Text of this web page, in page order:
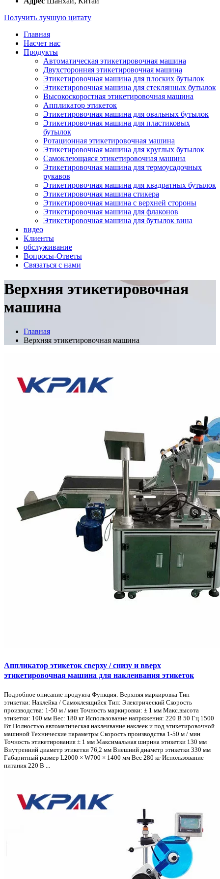
Получить лучшую цитату
Главная
Насчет нас
Продукты
Автоматическая этикетировочная машина
Двухсторонняя этикетировочная машина
Этикетировочная машина для плоских бутылок
Этикетировочная машина для стеклянных бутылок
Высокоскоростная этикетировочная машина
Аппликатор этикеток
Этикетировочная машина для овальных бутылок
Этикетировочная машина для пластиковых
бутылок
Ротационная этикетировочная машина
Этикетировочная машина для круглых бутылок
Самоклеющаяся этикетировочная машина
Этикетировочная машина для термоусадочных
рукавов
Этикетировочная машина для квадратных бутылок
Этикетировочная машина стикера
Этикетировочная машина с верхней стороны
Этикетировочная машина для флаконов
Этикетировочная машина для бутылок вина
видео
Клиенты
обслуживание
Вопросы-Ответы
Связаться с нами
Верхняя этикетировочная
машина
Главная
Верхняя этикетировочная машина
Аппликатор этикеток сверху / снизу и вверх
этикетировочная машина для наклеивания этикеток
Подробное описание продукта Функция: Верхняя маркировка Тип
этикетки: Наклейка / Самоклеящийся Тип: Электрический Скорость
производства: 1-50 м / мин Точность маркировки: ± 1 мм Макс.высота
этикетки: 100 мм Вес: 180 кг Использование напряжения: 220 В 50 Гц 1500
Вт Полностью автоматическая наклеивание наклеек и под этикетировочной
машиной Технические параметры Скорость производства 1-50 м / мин
Точность этикетирования ± 1 мм Максимальная ширина этикетки 130 мм
Внутренний диаметр этикетки 76,2 мм Внешний диаметр этикетки 330 мм
Габаритный размер L2000 × W700 × 1400 мм Вес 280 кг Использование
питания 220 В ...